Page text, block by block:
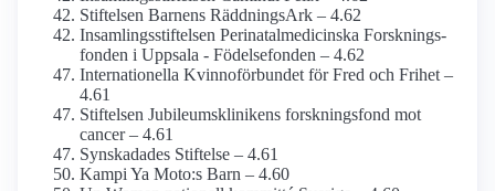
Stiftelsen Barnens RäddningsArk – 4.62
Insamlings­stiftelsen Perinatal­medicinska Forsknings­
fonden i Uppsala - Födelsefonden – 4.62
Internationella Kvinnoförbundet för Fred och Frihet –
4.61
Stiftelsen Jubileums­klinikens forsknings­fond mot
cancer – 4.61
Synskadades Stiftelse – 4.61
Kampi Ya Moto:s Barn – 4.60